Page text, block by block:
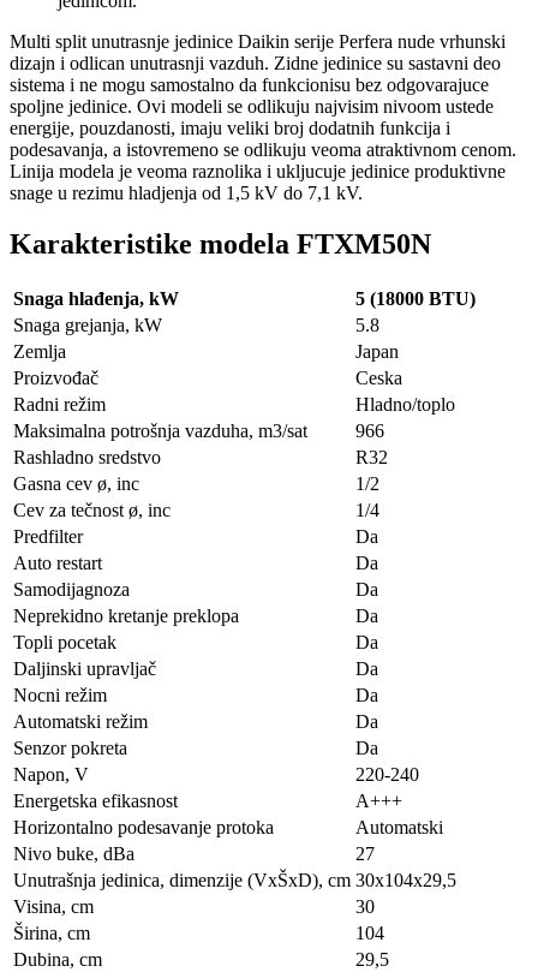
Multi split unutrasnje jedinice Daikin serije Perfera nude vrhunski
dizajn i odlican unutrasnji vazduh. Zidne jedinice su sastavni deo
sistema i ne mogu samostalno da funkcionisu bez odgovarajuce
spoljne jedinice. Ovi modeli se odlikuju najvisim nivoom ustede
energije, pouzdanosti, imaju veliki broj dodatnih funkcija i
podesavanja, a istovremeno se odlikuju veoma atraktivnom cenom.
Linija modela je veoma raznolika i ukljucuje jedinice produktivne
snage u rezimu hladjenja od 1,5 kV do 7,1 kV.
Karakteristike modela FTXM50N
Snaga hlađenja, kW
5 (18000 BTU)
Snaga grejanja, kW
5.8
Zemlja
Japan
Proizvođač
Ceska
Radni režim
Hladno/toplo
Maksimalna potrošnja vazduha, m3/sat
966
Rashladno sredstvo
R32
Gasna cev ø, inc
1/2
Cev za tečnost ø, inc
1/4
Predfilter
Da
Auto restart
Da
Samodijagnoza
Da
Neprekidno kretanje preklopa
Da
Topli pocetak
Da
Daljinski upravljač
Da
Nocni režim
Da
Automatski režim
Da
Senzor pokreta
Da
Napon, V
220-240
Energetska efikasnost
A+++
Horizontalno podesavanje protoka
Automatski
Nivo buke, dBa
27
Unutrašnja jedinica, dimenzije (VxŠxD), сm 30х104х29,5
Visina, сm
30
Širina, сm
104
Dubina, сm
29,5